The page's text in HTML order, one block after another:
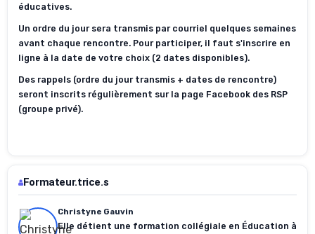
éducatives.
Un ordre du jour sera transmis par courriel quelques semaines
avant chaque rencontre. Pour participer, il faut s'inscrire en
ligne à la date de votre choix (2 dates disponibles).
Des rappels (ordre du jour transmis + dates de rencontre)
seront inscrits régulièrement sur la page Facebook des RSP
(groupe privé).
Formateur.trice.s
Christyne Gauvin
Elle détient une formation collégiale en Éducation à